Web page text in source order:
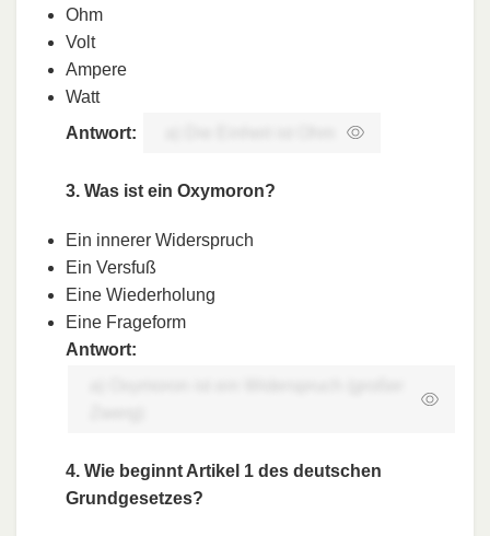
Ohm
Volt
Ampere
Watt
Antwort:
3. Was ist ein Oxymoron?
Ein innerer Widerspruch
Ein Versfuß
Eine Wiederholung
Eine Frageform
Antwort:
4. Wie beginnt Artikel 1 des deutschen
Grundgesetzes?